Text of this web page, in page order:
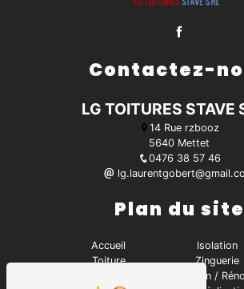
Contactez-
LG TOITURES STAVE
14 Rue rzbooz
5640 Mettet
0476 38 57 46
Plan du site
Accueil
Toiture
Isolation
Zinguerie
Réparation /